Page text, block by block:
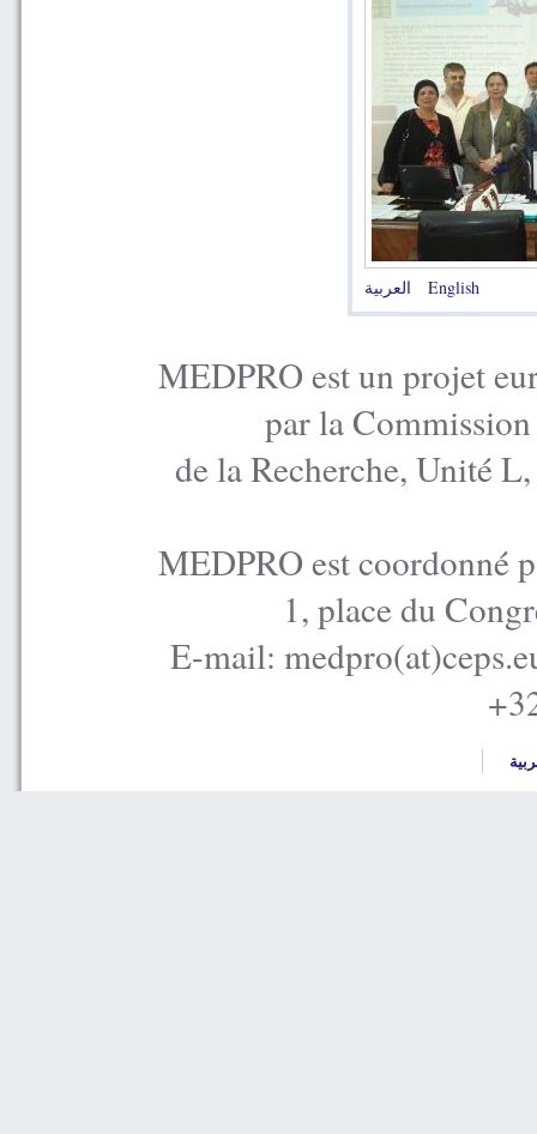
العربية English
MEDPRO est un projet
par la
de la Recherche, Unité
MEDPRO est coordonné
1, place du
E-mail: